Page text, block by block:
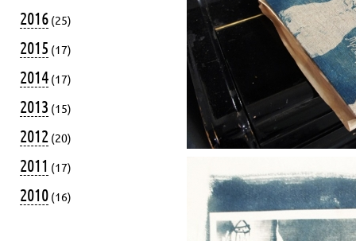
2016 (25)
2015 (17)
2014 (17)
2013 (15)
2012 (20)
2011 (17)
2010 (16)